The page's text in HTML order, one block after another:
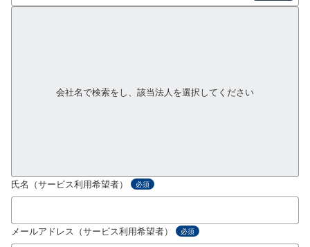
会社名で検索をし、該当法人を選択してください
氏名（サービス利用希望者） 必須
メールアドレス（サービス利用希望者） 必須